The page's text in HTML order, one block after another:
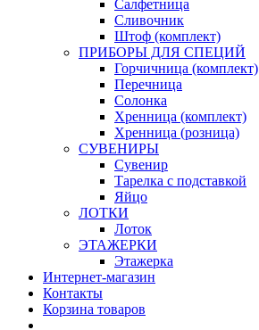
Салфетница
Сливочник
Штоф (комплект)
ПРИБОРЫ ДЛЯ СПЕЦИЙ
Горчичница (комплект)
Перечница
Солонка
Хренница (комплект)
Хренница (розница)
СУВЕНИРЫ
Сувенир
Тарелка с подставкой
Яйцо
ЛОТКИ
Лоток
ЭТАЖЕРКИ
Этажерка
Интернет-магазин
Контакты
Корзина товаров